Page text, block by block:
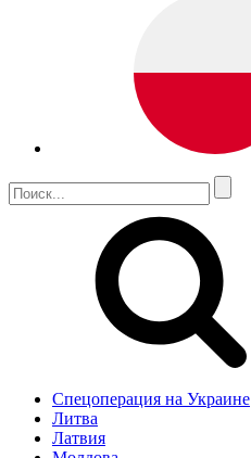
Спецоперация на Украине
Литва
Латвия